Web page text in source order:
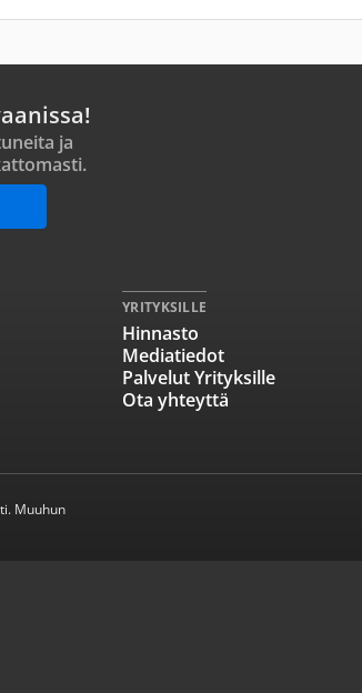
ja
YRITYKSILLE
Hinnasto
Mediatiedot
Palvelut Yrityksille
Ota yhteyttä
Muuhun